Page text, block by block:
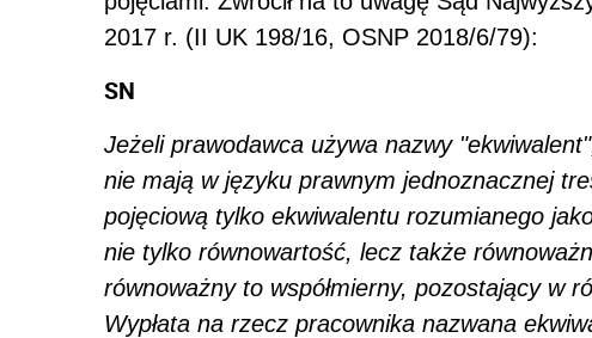
2017 r. (II UK 198/16, OSNP 2018/6/79):
SN
Jeżeli prawodawca używa nazwy
nie mają w języku prawnym jednoznacznej
pojęciową tylko ekwiwalentu rozumianego
nie tylko równowartość, lecz także
równoważny to współmierny, pozostający w
Wypłata na rzecz pracownika nazwana